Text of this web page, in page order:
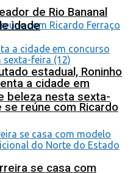
estadual, Roninho
reúne com Ricardo
de Rio Bananal
idade
a cidade em
beleza nesta sexta-
se casa com